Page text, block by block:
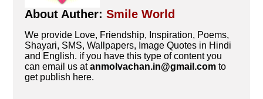
About Auther:Smile World
We provide Love, Friendship, Inspiration, Poems,
Shayari, SMS, Wallpapers, Image Quotes in Hindi
and English. if you have this type of content you
can email us atanmolvachan.in@gmail.com to
get publish here.